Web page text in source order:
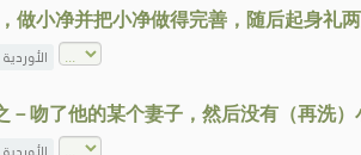
做小净并把小净做得完善，随后起身
الأوردية
吻了他的某个妻子，然后没有（再洗）